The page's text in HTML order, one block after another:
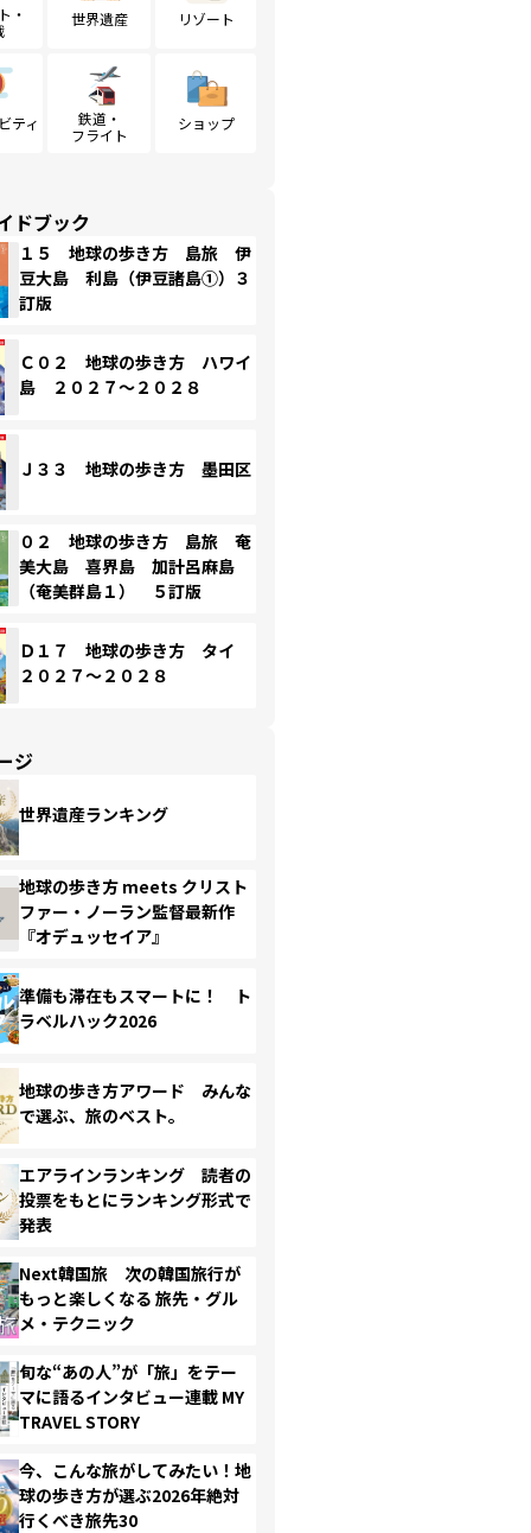
・
世界遺産 リゾート
ティ
鉄道・
フライト
ショップ
ドブック
１５ 地球の歩き方 島旅 伊
豆大島 利島（伊豆諸島①）３
訂版
Ｃ０２ 地球の歩き方 ハワイ
島 ２０２７～２０２８
Ｊ３３ 地球の歩き方 墨田区
０２ 地球の歩き方 島旅 奄
美大島 喜界島 加計呂麻島
（奄美群島１） ５訂版
Ｄ１７ 地球の歩き方 タイ
２０２７～２０２８
ジ
世界遺産ランキング
地球の歩き方 meets クリスト
ファー・ノーラン監督最新作
『オデュッセイア』
準備も滞在もスマートに！ ト
ラベルハック2026
地球の歩き方アワード みんな
で選ぶ、旅のベスト。
エアラインランキング 読者の
投票をもとにランキング形式で
発表
Next韓国旅 次の韓国旅行が
もっと楽しくなる 旅先・グル
メ・テクニック
旬な“あの人”が「旅」をテー
マに語るインタビュー連載 MY
TRAVEL STORY
今、こんな旅がしてみたい！地
球の歩き方が選ぶ2026年絶対
行くべき旅先30